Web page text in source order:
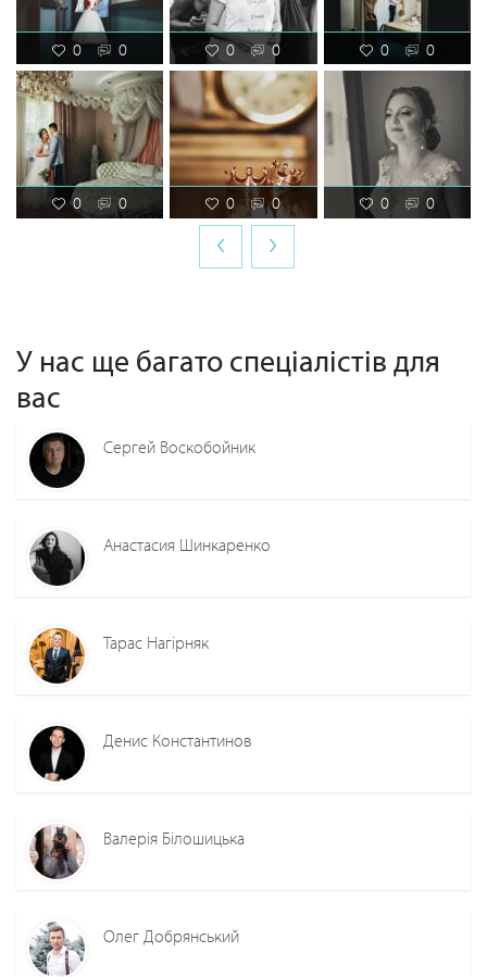
0 0 0 0 0 0
0 0 0 0 0 0
‹ ›
У нас ще багато спеціалістів для
вас
Сергей Воскобойник
Анастасия Шинкаренко
Тарас Нагірняк
Денис Константинов
Валерія Білошицька
Олег Добрянський